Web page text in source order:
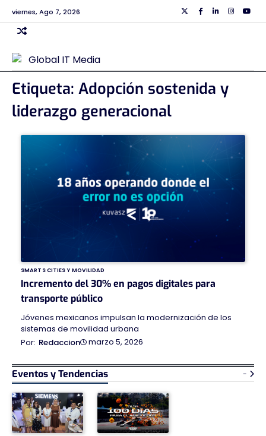
Skip
to
content
viernes, Ago 7, 2026 TwiiterFacebook
Linkedin
Etiqueta: Adopción sostenida y
liderazgo generacional
SMARTS CITIES Y MOVILIDAD
Incremento del 30% en pagos digitales para
transporte público
Jóvenes mexicanos impulsan la modernización de los
sistemas de movilidad urbana
Redaccion
marzo 5, 2026
Eventos y Tendencias -